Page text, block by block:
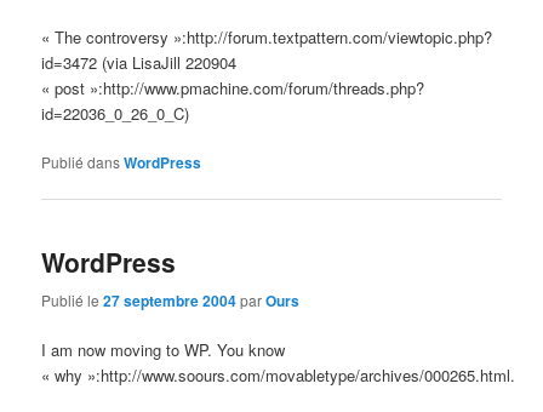
« The controversy »:http://forum.textpattern.com/viewtopic.php?
id=3472 (via LisaJill 220904
« post »:http://www.pmachine.com/forum/threads.php?
id=22036_0_26_0_C)
Publié dansWordPress
WordPress
Publié le27 septembre 2004parOurs
I am now moving to WP. You know
« why »:http://www.soours.com/movabletype/archives/000265.html.